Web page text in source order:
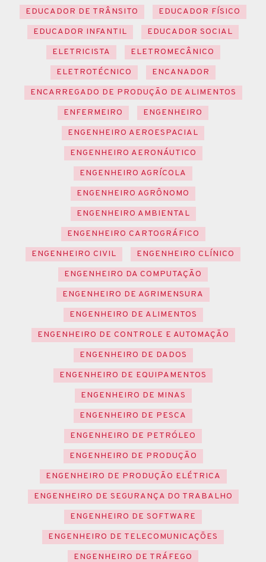
EDUCADOR DE TRÂNSITO
EDUCADOR FÍSICO
EDUCADOR INFANTIL
EDUCADOR SOCIAL
ELETRICISTA
ELETROMECÂNICO
ELETROTÉCNICO
ENCANADOR
ENCARREGADO DE PRODUÇÃO DE ALIMENTOS
ENFERMEIRO
ENGENHEIRO
ENGENHEIRO AEROESPACIAL
ENGENHEIRO AERONÁUTICO
ENGENHEIRO AGRÍCOLA
ENGENHEIRO AGRÔNOMO
ENGENHEIRO AMBIENTAL
ENGENHEIRO CARTOGRÁFICO
ENGENHEIRO CIVIL
ENGENHEIRO CLÍNICO
ENGENHEIRO DA COMPUTAÇÃO
ENGENHEIRO DE AGRIMENSURA
ENGENHEIRO DE ALIMENTOS
ENGENHEIRO DE CONTROLE E AUTOMAÇÃO
ENGENHEIRO DE DADOS
ENGENHEIRO DE EQUIPAMENTOS
ENGENHEIRO DE MINAS
ENGENHEIRO DE PESCA
ENGENHEIRO DE PETRÓLEO
ENGENHEIRO DE PRODUÇÃO
ENGENHEIRO DE PRODUÇÃO ELÉTRICA
ENGENHEIRO DE SEGURANÇA DO TRABALHO
ENGENHEIRO DE SOFTWARE
ENGENHEIRO DE TELECOMUNICAÇÕES
ENGENHEIRO DE TRÁFEGO